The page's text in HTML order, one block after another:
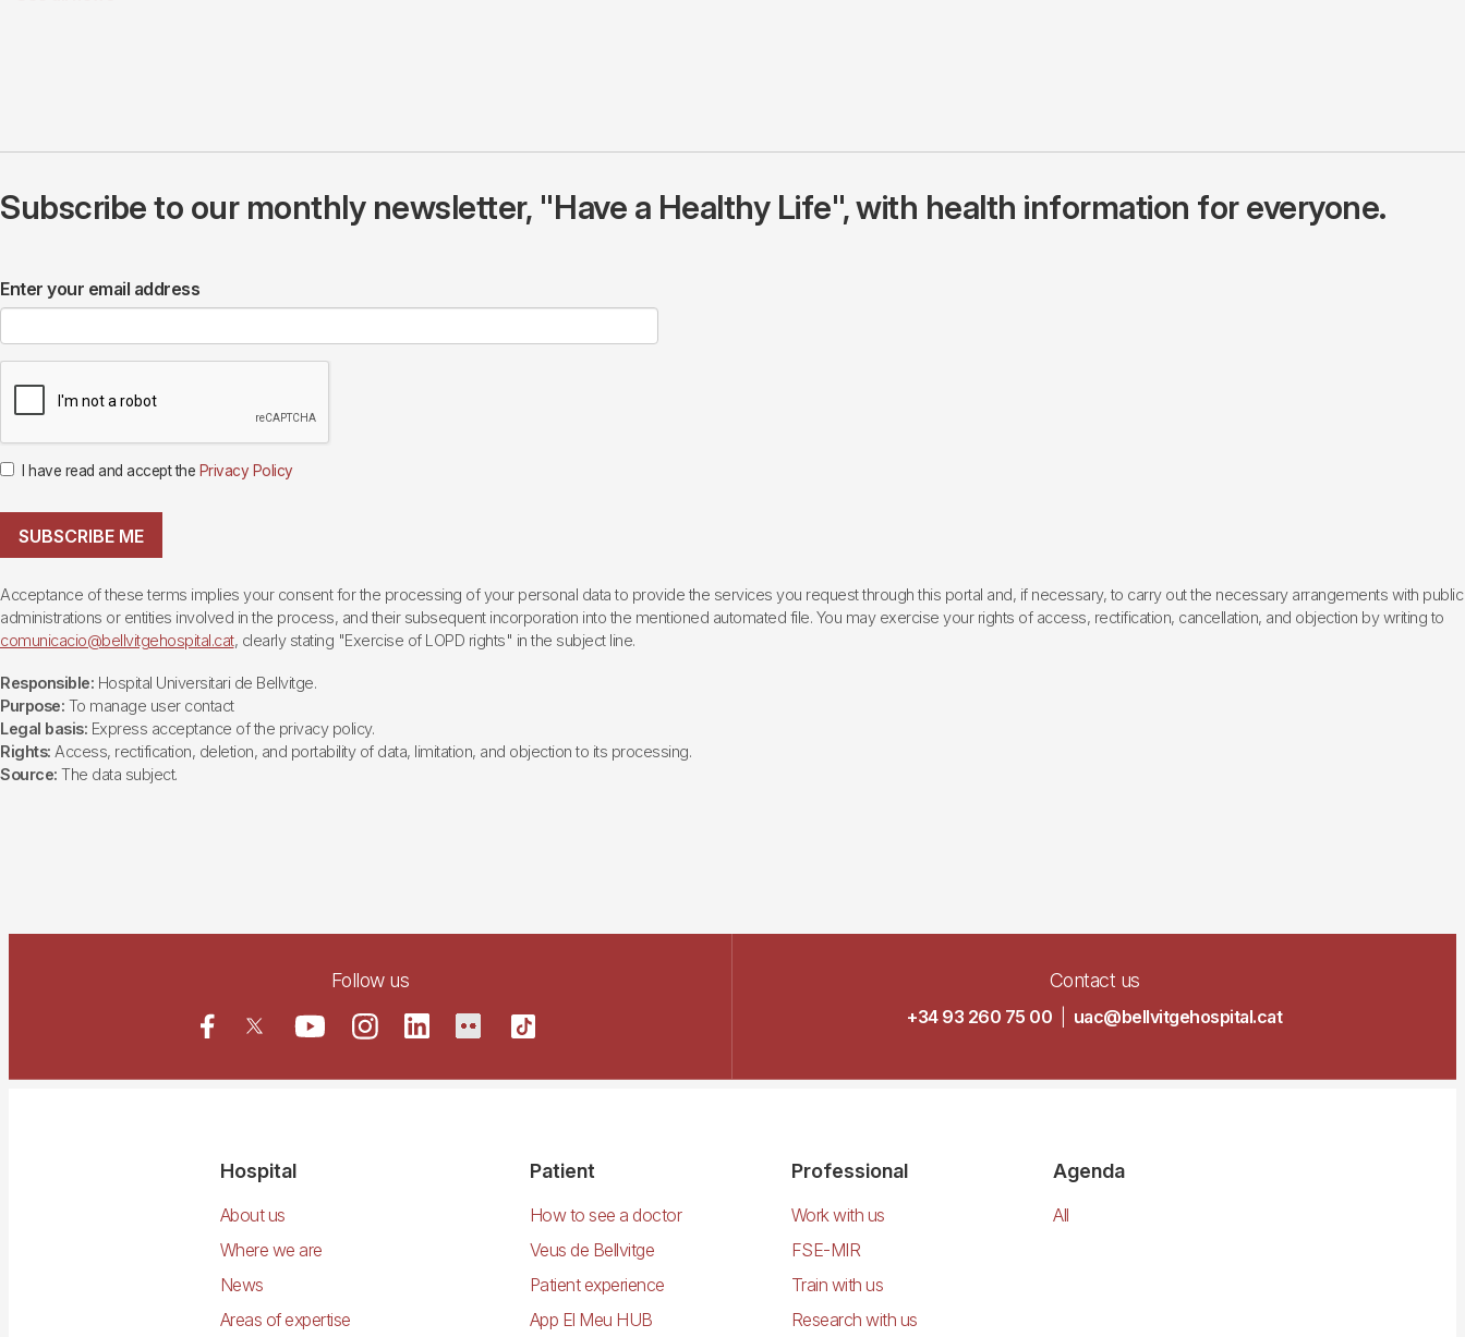
Subscribe to our monthly newsletter, "Have a Healthy Life", with health information for everyone.
Enter your email address
I have read and accept the Privacy Policy
SUBSCRIBE ME
Acceptance of these terms implies your consent for the processing of your personal data to provide the services you request through this portal and, if necessary, to carry out the necessary arrangements with public
administrations or entities involved in the process, and their subsequent incorporation into the mentioned automated file. You may exercise your rights of access, rectification, cancellation, and objection by writing to
comunicacio@bellvitgehospital.cat, clearly stating "Exercise of LOPD rights" in the subject line.
Responsible: Hospital Universitari de Bellvitge.
Purpose: To manage user contact
Legal basis: Express acceptance of the privacy policy.
Rights: Access, rectification, deletion, and portability of data, limitation, and objection to its processing.
Source: The data subject.
Follow us Contact us
+34 93 260 75 00 uac@bellvitgehospital.cat
Hospital
About us
Where we are
News
Areas of expertise
Patient
How to see a doctor
Veus de Bellvitge
Patient experience
App El Meu HUB
Professional
Work with us
FSE-MIR
Train with us
Research with us
Agenda
All